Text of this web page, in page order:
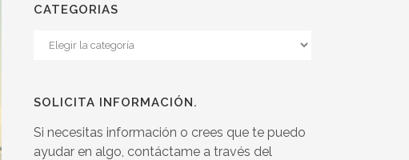
CATEGORIAS
Categorias
SOLICITA INFORMACIÓN.
Si necesitas información o crees que te puedo
ayudar en algo, contáctame a través del